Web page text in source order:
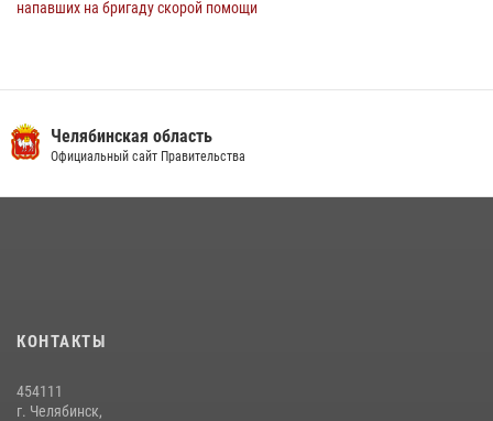
напавших на бригаду скорой помощи
13 июля 2026, 03:02 5
28 июля 2026, 10:38
Челябинская область
Официальный сайт Правительства
КОНТАКТЫ
454111
г. Челябинск,